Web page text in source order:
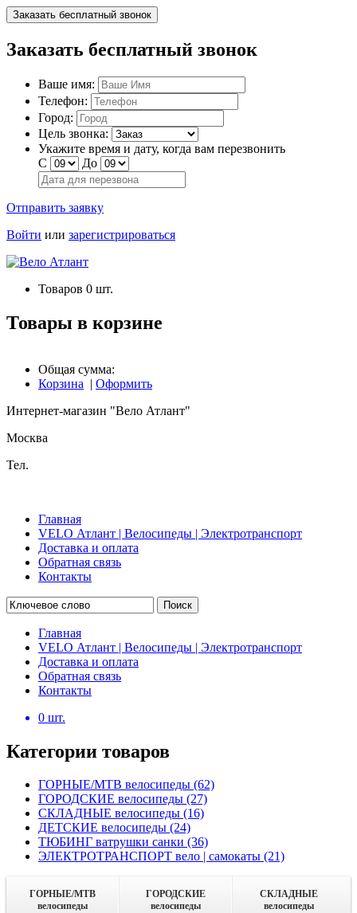
Заказать бесплатный звонок
Заказать бесплатный звонок
Ваше имя:
Телефон:
Город:
Цель звонка:
Укажите время и дату, когда вам перезвонить
С
До
Отправить заявку
Войти или зарегистрироваться
Товаров 0 шт.
Товары в корзине
Общая сумма:
Корзина | Оформить
Интернет-магазин "Вело Атлант"
Москва
Тел.
Главная
VELO Атлант | Велосипеды | Электротранспорт
Доставка и оплата
Обратная связь
Контакты
Поиск
Главная
VELO Атлант | Велосипеды | Электротранспорт
Доставка и оплата
Обратная связь
Контакты
0 шт.
Категории товаров
ГОРНЫЕ/MTB велосипеды (62)
ГОРОДСКИЕ велосипеды (27)
СКЛАДНЫЕ велосипеды (16)
ДЕТСКИЕ велосипеды (24)
ТЮБИНГ ватрушки санки (36)
ЭЛЕКТРОТРАНСПОРТ вело | самокаты (21)
ГОРНЫЕ/MTB
велосипеды
ГОРОДСКИЕ
велосипеды
СКЛАДНЫЕ
велосипеды